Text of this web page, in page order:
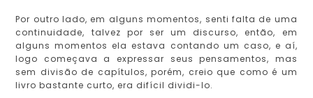
Por outro lado, em alguns momentos, senti falta de uma
continuidade, talvez por ser um discurso, então, em
alguns momentos ela estava contando um caso, e aí,
logo começava a expressar seus pensamentos, mas
sem divisão de capítulos, porém, creio que como é um
livro bastante curto, era difícil dividi-lo.